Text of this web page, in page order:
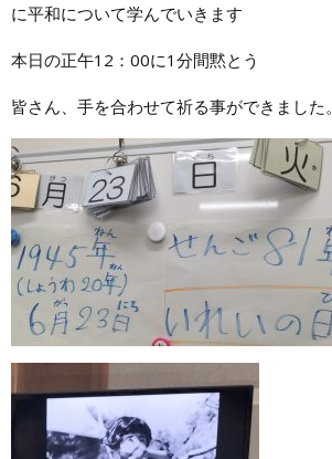
に平和について学んでいきます
本日の正午12：00に1分間黙とう
皆さん、手を合わせて祈る事ができました。